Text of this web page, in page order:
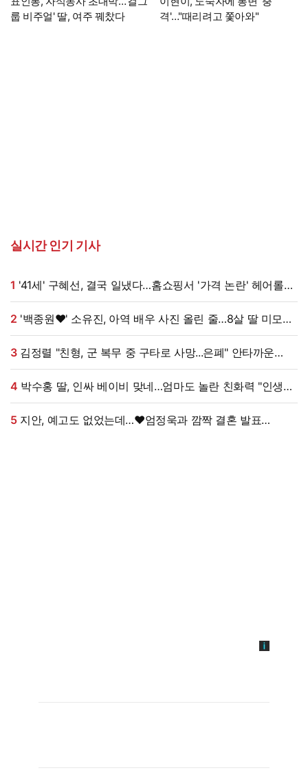
룹 비주얼' 딸, 여주 꿰찼다
격'…"때리려고 쫓아와"
실시간 인기 기사
1
대박, 무려 '3만 장' 돌파 [엑's 이슈]
2
대박, 연예인 시켜도 되겠어 [★해시태그]
3김정렬 "친형, 군 복무 중 구타로 사망...은폐" 안타까운
가족사 (데이앤나잇)[전일야화]
4
N회차"
5지안, 예고도 없었는데…♥엄정욱과 깜짝 결혼 발표